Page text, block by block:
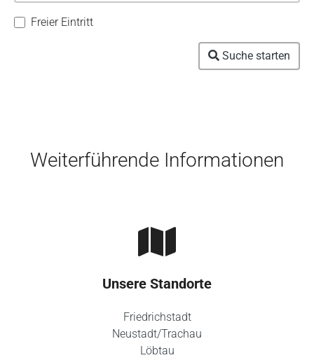
Freier Eintritt
Suche starten
Weiterführende Informationen
Unsere Standorte
Friedrichstadt
Neustadt/Trachau
Löbtau